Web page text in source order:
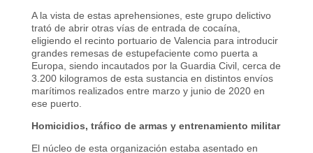
A la vista de estas aprehensiones, este grupo delictivo
trató de abrir otras vías de entrada de cocaína,
eligiendo el recinto portuario de Valencia para introducir
grandes remesas de estupefaciente como puerta a
Europa, siendo incautados por la Guardia Civil, cerca de
3.200 kilogramos de esta sustancia en distintos envíos
marítimos realizados entre marzo y junio de 2020 en
ese puerto.
Homicidios, tráfico de armas y entrenamiento militar
El núcleo de esta organización estaba asentado en